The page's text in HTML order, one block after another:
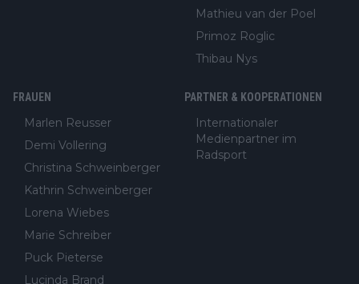
Mathieu van der Poel
Primoz Roglic
Thibau Nys
FRAUEN
Marlen Reusser
Demi Vollering
Christina Schweinberger
Kathrin Schweinberger
Lorena Wiebes
Marie Schreiber
Puck Pieterse
Lucinda Brand
PARTNER & KOOPERATIONEN
Internationaler
Medienpartner im
Radsport